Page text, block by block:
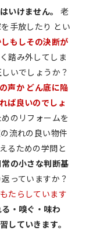
いけません。
老
手放したり とい
しもしその決断が
踏み外してしま
いでしょうか？
声か どん底に陥
ば良いのでしょ
のリフォームを
流れの良い物件
るための学問と
常の小さな判断基
っていますか？
たらしています
・嗅ぐ・味わ
していきます。